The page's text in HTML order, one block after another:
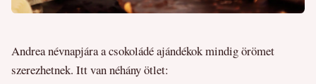
Andrea névnapjára a csokoládé ajándékok mindig örömet
szerezhetnek. Itt van néhány ötlet: